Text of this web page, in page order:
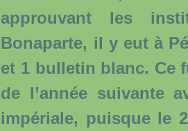
approuvant les
Bonaparte, il y eut à
et 1 bulletin blanc. Ce
de l’année suivante
impériale, puisque le